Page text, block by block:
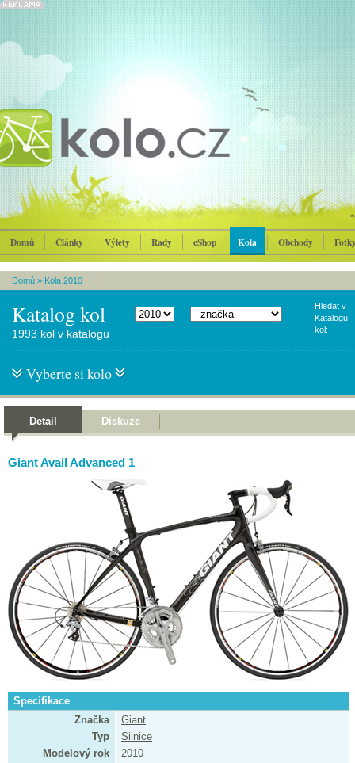
Domů Články Výlety Rady eShop Kola Obchody
Domů » Kola 2010
Katalog kol
Hledat v
Katalogu
kol:
1993 kol v katalogu
Vyberte si kolo
Detail Diskuze
Giant Avail Advanced 1
Specifikace
Značka
Giant
Typ
Silnice
Modelový rok
2010